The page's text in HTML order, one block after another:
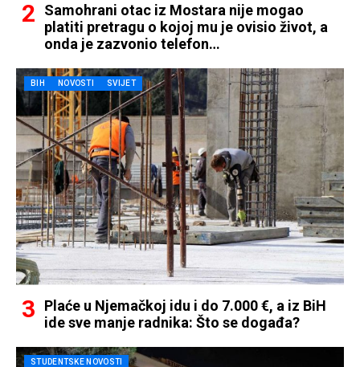
Samohrani otac iz Mostara nije mogao
platiti pretragu o kojoj mu je ovisio život, a
onda je zazvonio telefon…
BIH NOVOSTI SVIJET
Plaće u Njemačkoj idu i do 7.000 €, a iz BiH
ide sve manje radnika: Što se događa?
STUDENTSKE NOVOSTI